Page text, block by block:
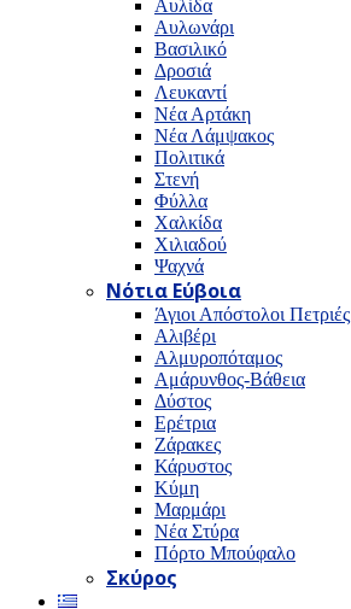
Αυλίδα
Αυλωνάρι
Βασιλικό
Δροσιά
Λευκαντί
Νέα Αρτάκη
Νέα Λάμψακος
Πολιτικά
Στενή
Φύλλα
Χαλκίδα
Χιλιαδού
Ψαχνά
Νότια Εύβοια
Άγιοι Απόστολοι Πετριές
Αλιβέρι
Αλμυροπόταμος
Αμάρυνθος-Βάθεια
Δύστος
Ερέτρια
Ζάρακες
Κάρυστος
Κύμη
Μαρμάρι
Νέα Στύρα
Πόρτο Μπούφαλο
Σκύρος